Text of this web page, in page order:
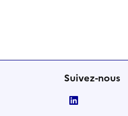
Suivez-nous